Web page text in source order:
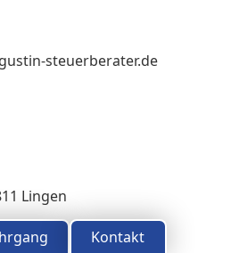
verwenden
steuerberater.de
Lingen
Kontakt